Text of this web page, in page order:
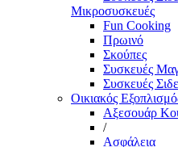
Μικροσυσκευές
Fun Cooking
Πρωινό
Σκούπες
Συσκευές
Συσκευές
Οικιακός
Αξεσουάρ
/
Ασφάλεια